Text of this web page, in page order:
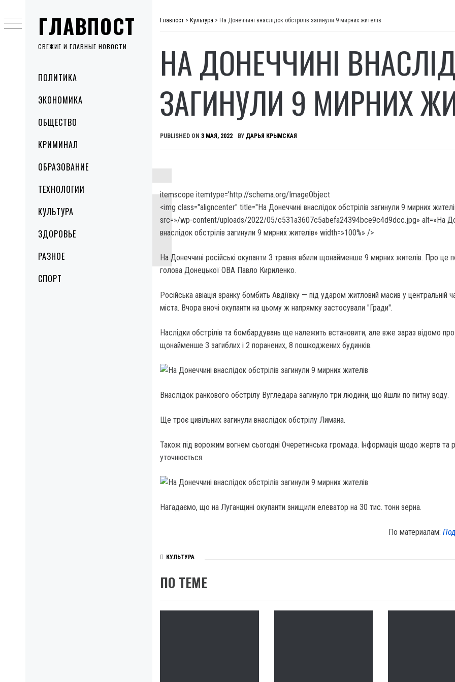
ГЛАВПОСТ
СВЕЖИЕ И ГЛАВНЫЕ НОВОСТИ
MenuПОЛИТИКА
ЭКОНОМИКА
ОБЩЕСТВО
КРИМИНАЛ
ОБРАЗОВАНИЕ
ТЕХНОЛОГИИ
КУЛЬТУРА
ЗДОРОВЬЕ
РАЗНОЕ
СПОРТ
to
content
Главпост > Культура > На Донеччині внаслідок обстрілів загинули 9 мирних жителів
НА ДОНЕЧЧИНІ
ЗАГИНУЛИ 9 МИРНИХ
PUBLISHED ON 3 МАЯ, 2022 BY ДАРЬЯ КРЫМСКАЯ
itemscope itemtype=’http://schema.org/ImageObject
<img class="aligncenter" title="На Донеччині внаслідок обстрілів загинули 9 мирних
src=»/wp-content/uploads/2022/05/c531a3607c5abefa24394bce9c4d9dcc.jpg» alt=»На
внаслідок обстрілів загинули 9 мирних жителів» width=»100%» />
На Донеччині російські окупанти 3 травня вбили щонайменше 9 мирних жителів. Про це
голова Донецької ОВА Павло Кириленко.
Російська авіація зранку бомбить Авдіївку — під ударом житловий масив у центральній
міста. Вчора вночі окупанти на цьому ж напрямку застосували "Гради".
Наслідки обстрілів та бомбардувань ще належить встановити, але вже зараз відомо про
щонайменше 3 загиблих і 2 поранених, 8 пошкоджених будинків.
Внаслідок ранкового обстрілу Вугледара загинуло три людини, що йшли по питну воду.
Ще троє цивільних загинули внаслідок обстрілу Лимана.
Також під ворожим вогнем сьогодні Очеретинська громада. Інформація щодо жертв та
уточнюється.
Нагадаємо, що на Луганщині окупанти знищили елеватор на 30 тис. тонн зерна.
По материалам:
КУЛЬТУРА
ПО ТЕМЕ